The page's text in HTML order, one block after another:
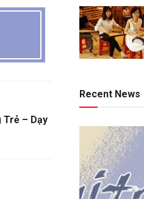
Trẻ – Dạy
Recent News